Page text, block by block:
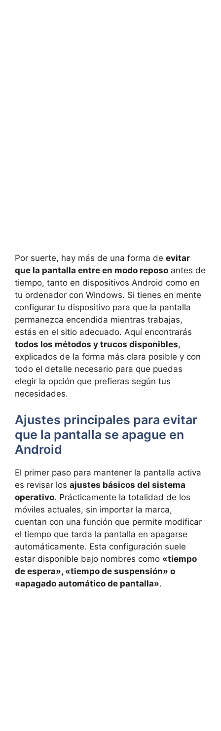
Por suerte, hay más de una forma de evitar
que la pantalla entre en modo reposo antes de
tiempo, tanto en dispositivos Android como en
tu ordenador con Windows. Si tienes en mente
configurar tu dispositivo para que la pantalla
permanezca encendida mientras trabajas,
estás en el sitio adecuado. Aquí encontrarás
todos los métodos y trucos disponibles,
explicados de la forma más clara posible y con
todo el detalle necesario para que puedas
elegir la opción que prefieras según tus
necesidades.
Ajustes principales para evitar
que la pantalla se apague en
Android
El primer paso para mantener la pantalla activa
es revisar los ajustes básicos del sistema
operativo. Prácticamente la totalidad de los
móviles actuales, sin importar la marca,
cuentan con una función que permite modificar
el tiempo que tarda la pantalla en apagarse
automáticamente. Esta configuración suele
estar disponible bajo nombres como «tiempo
de espera», «tiempo de suspensión» o
«apagado automático de pantalla».